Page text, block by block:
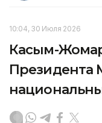
10:04, 30 Июля 2026
Касым-
Президента